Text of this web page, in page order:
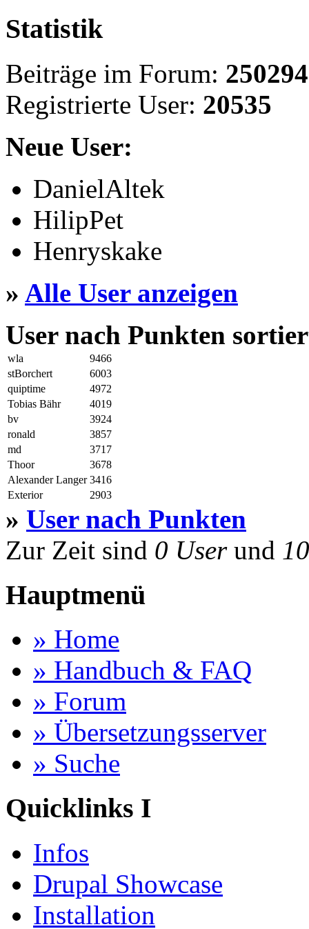
Statistik
Beiträge im Forum: 250294
Registrierte User: 20535
Neue User:
DanielAltek
HilipPet
Henryskake
» Alle User anzeigen
User nach Punkten
wla
9466
stBorchert
6003
quiptime
4972
Tobias Bähr
4019
bv
3924
ronald
3857
md
3717
Thoor
3678
Alexander Langer 3416
Exterior
2903
» User nach Punkten
Zur Zeit sind 0 Userund
Hauptmenü
» Home
» Handbuch & FAQ
» Forum
» Übersetzungsserver
» Suche
Quicklinks I
Infos
Drupal Showcase
Installation